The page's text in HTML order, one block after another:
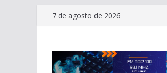
Saltar7 de agosto de 2026